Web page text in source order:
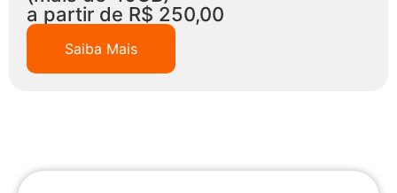
a partir de R$ 250,00
Saiba Mais